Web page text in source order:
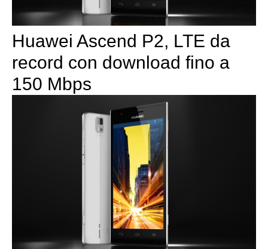
Huawei Ascend P2, LTE da
record con download fino a
150 Mbps